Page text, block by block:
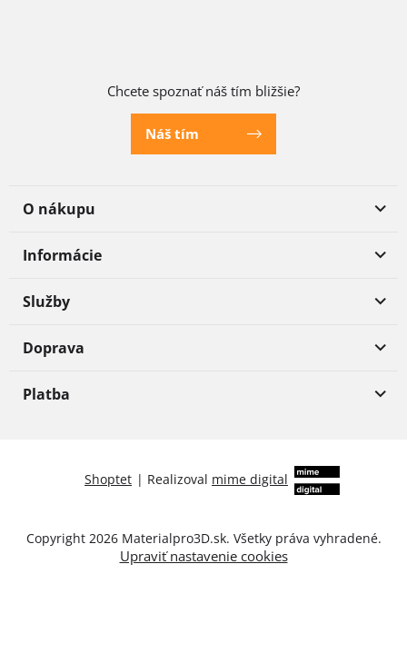
Chcete spoznať náš tím bližšie?
Náš tím
O nákupu
Informácie
Služby
Doprava
Platba
Shoptet | Realizoval mime digital
Copyright 2026 Materialpro3D.sk. Všetky práva vyhradené.
Upraviť nastavenie cookies